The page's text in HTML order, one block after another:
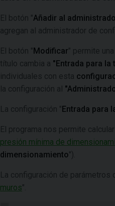
El botón "Añadir al
agregan al administrador de
El botón "Modificar" permite
título cambia a "Entrada para la
individuales con esta
la configuración al
La configuración "Entrada para
El programa nos permite
presión mínima de
dimensionamiento").
La configuración de
muros".